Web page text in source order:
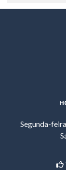
Segunda-